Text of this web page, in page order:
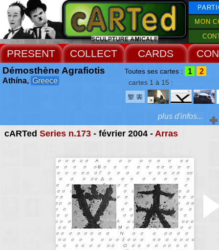
MON
PRESENT COLLECT CARDS
cARTed Series n.173- février 2004 - Arras
Démosthène Agrafiotis
Athína, Greece
Toutes ses cartes : 1 2
cartes 1 à 15 :
Extras :
sur la page, le
n'est plus d'agir à sens
sens) unique, mais
l'accent sur la
discours, ouvrant alors
à une polysémie
ouverte
plus d'infos...